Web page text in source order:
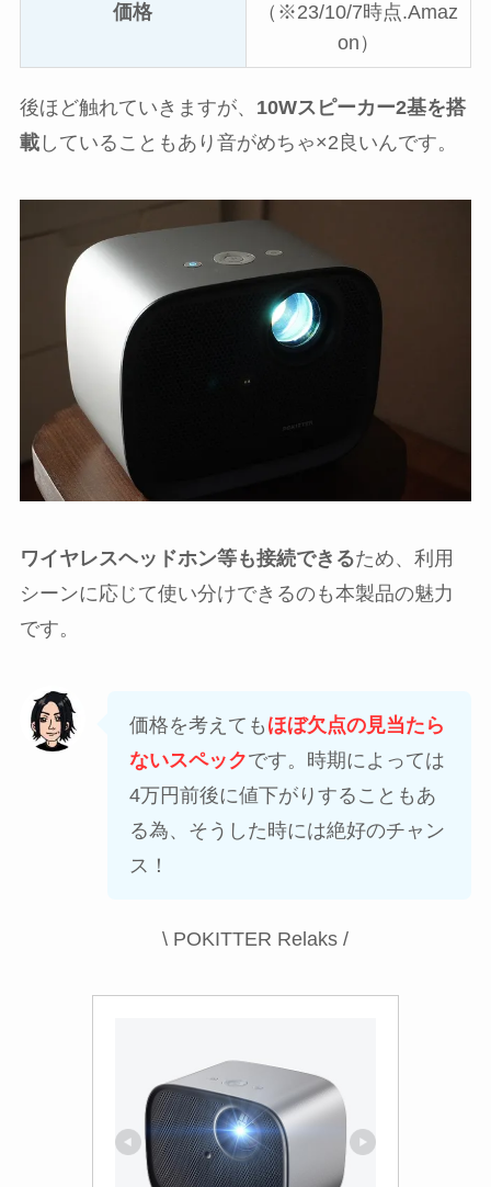
価格
（※23/10/7時点.Amaz
on）
後ほど触れていきますが、 10Wスピーカー2基を搭
載していることもあり音がめちゃ×2良いんです。
ワイヤレスヘッドホン等も接続できるため、利用
シーンに応じて使い分けできるのも本製品の魅力
です。
価格を考えても ほぼ欠点の見当たら
ないスペックです。時期によっては
4万円前後に値下がりすることもあ
る為、そうした時には絶好のチャン
ス！
\ POKITTER Relaks /